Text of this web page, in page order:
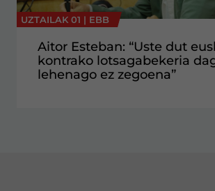
UZTAILAK 01 | EBB
Aitor Esteban: “Uste dut
kontrako lotsagabekeria
lehenago ez zegoena”